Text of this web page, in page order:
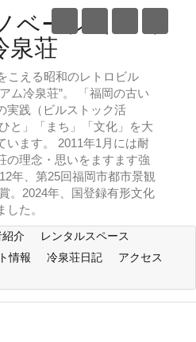
こえる昭和のレトロビル
ム冷泉荘”。 「福岡の古い
実践（ビルストック活
と」「まち」「文化」を大
います。 2011年1月には耐
の理念・思いをますます強
年、第25回福岡市都市景観
。2024年、国登録有形文化
た。
紹介
レンタルスペース
情報 冷泉荘日記
アクセス